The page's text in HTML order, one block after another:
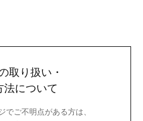
取り扱い・
法について
でご不明点がある方は、